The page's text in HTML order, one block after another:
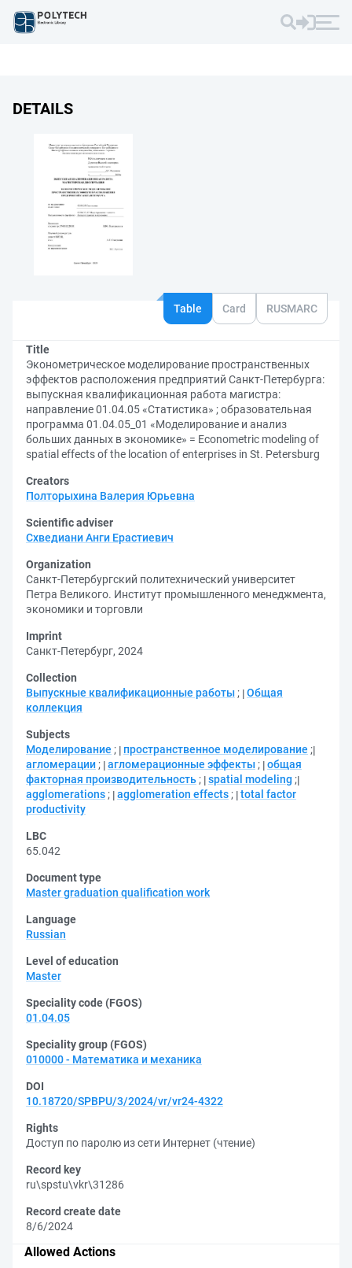
DETAILS
Table Card RUSMARC
Title
Эконометрическое моделирование пространственных
эффектов расположения предприятий Санкт-Петербурга:
выпускная квалификационная работа магистра:
направление 01.04.05 «Статистика» ; образовательная
программа 01.04.05_01 «Моделирование и анализ
больших данных в экономике» = Econometric modeling of
spatial effects of the location of enterprises in St. Petersburg
Creators
Полторыхина Валерия Юрьевна
Scientific adviser
Схведиани Анги Ерастиевич
Organization
Санкт-Петербургский политехнический университет
Петра Великого. Институт промышленного менеджмента,
экономики и торговли
Imprint
Санкт-Петербург, 2024
Collection
Выпускные квалификационные работы ; Общая
коллекция
Subjects
Моделирование ; пространственное моделирование ;
агломерации ; агломерационные эффекты ; общая
факторная производительность ; spatial modeling ;
agglomerations ; agglomeration effects ; total factor
productivity
LBC
65.042
Document type
Master graduation qualification work
Language
Russian
Level of education
Master
Speciality code (FGOS)
01.04.05
Speciality group (FGOS)
010000 - Математика и механика
DOI
10.18720/SPBPU/3/2024/vr/vr24-4322
Rights
Доступ по паролю из сети Интернет (чтение)
Record key
ru\spstu\vkr\31286
Record create date
8/6/2024
Allowed Actions